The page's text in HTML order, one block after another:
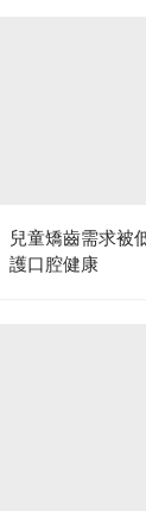
兒童矯齒需求被
護口腔健康